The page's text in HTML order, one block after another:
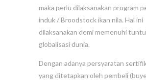
maka perlu dilaksanakan program
induk / Broodstock ikan nila. Hal ini
dilaksanakan demi memenuhi
globalisasi dunia.
Dengan adanya persyaratan
yang ditetapkan oleh pembeli